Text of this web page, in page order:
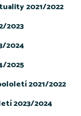
2021/2022
2023
2024
2025
2021/2022
2023/2024